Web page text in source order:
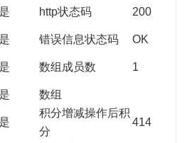
是 http状态码 200
是 错误信息状态码 OK
是 数组成员数 1
是
数组
是
积分增减操作后积
分
414